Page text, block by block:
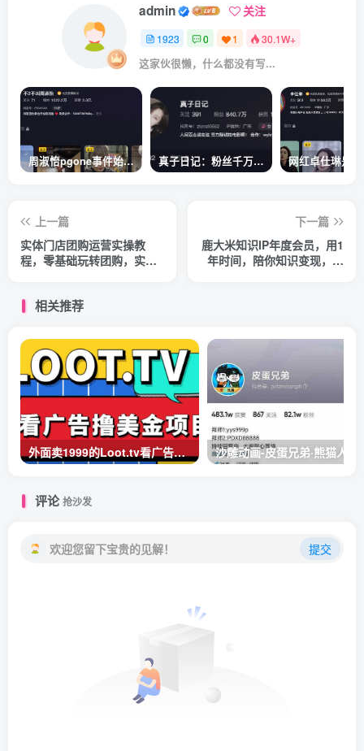
admin 关注
1923 0 1 30.1W+
这家伙很懒，什么都没有写...
周淑怡pgone事件始末，周淑怡现状 真子日记：粉丝千万的真子日记是最懂反转的网红吗？
上一篇
实体门店团购运营实操教
程，零基础玩转团购，实体
下一篇
鹿大米知识IP年度会员，用1
年时间，陪你知识变现，人
相关推荐
外面卖1999的Loot.tv看广告撸美金项目，号称月入轻松4000【详细教程+上车资源渠道】
评论抢沙发
欢迎您留下宝贵的见解！ 提交